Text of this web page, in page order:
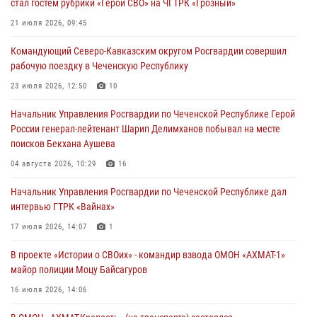
Военнослужащий Управления Росгвардии по Чеченской Республике
21 июля 2026, 09:45
В ДНР росгвардейцы уничтожили около 80 вражеских
19 июля 2026, 13:50
В Грозном Росгвардия обеспечила безопасность конно-спортивных
соревнований
стал гостем рубрики «Герои СВО» на ЧГТРК «Грозный»
21 июля 2026, 09:45
Командующий Северо-Кавказским округом Росгвардии совершил
рабочую поездку в Чеченскую Республику
23 июля 2026, 12:50 10
Начальник Управления Росгвардии по Чеченской Республике Герой
России генерал-лейтенант Шарип Делимханов побывал на месте
поисков Бекхана Аушева
04 августа 2026, 10:29 16
Начальник Управления Росгвардии по Чеченской Республике дал
интервью ГТРК «Вайнах»
17 июля 2026, 14:07 1
В проекте «Истории о СВОих» - командир взвода ОМОН «АХМАТ-1»
майор полиции Моцу Байсагуров
16 июля 2026, 14:06